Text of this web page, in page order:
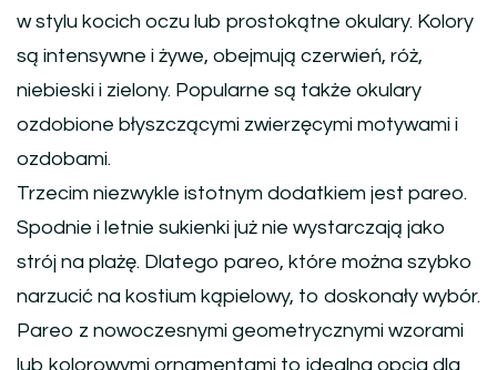
w stylu kocich oczu lub prostokątne okulary. Kolory
są intensywne i żywe, obejmują czerwień, róż,
niebieski i zielony. Popularne są także okulary
ozdobione błyszczącymi zwierzęcymi motywami i
ozdobami.
Trzecim niezwykle istotnym dodatkiem jest pareo.
Spodnie i letnie sukienki już nie wystarczają jako
strój na plażę. Dlatego pareo, które można szybko
narzucić na kostium kąpielowy, to doskonały wybór.
Pareo z nowoczesnymi geometrycznymi wzorami
lub kolorowymi ornamentami to idealna opcja dla